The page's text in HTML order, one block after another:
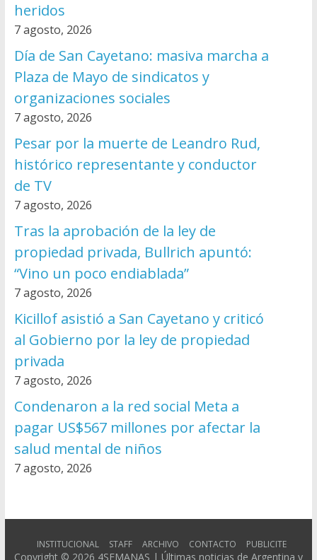
heridos
7 agosto, 2026
Día de San Cayetano: masiva marcha a
Plaza de Mayo de sindicatos y
organizaciones sociales
7 agosto, 2026
Pesar por la muerte de Leandro Rud,
histórico representante y conductor
de TV
7 agosto, 2026
Tras la aprobación de la ley de
propiedad privada, Bullrich apuntó:
“Vino un poco endiablada”
7 agosto, 2026
Kicillof asistió a San Cayetano y criticó
al Gobierno por la ley de propiedad
privada
7 agosto, 2026
Condenaron a la red social Meta a
pagar US$567 millones por afectar la
salud mental de niños
7 agosto, 2026
INSTITUCIONAL STAFF ARCHIVO CONTACTO PUBLICITE
Copyright © 2026 4SEMANAS | Últimas noticias de Argentina y